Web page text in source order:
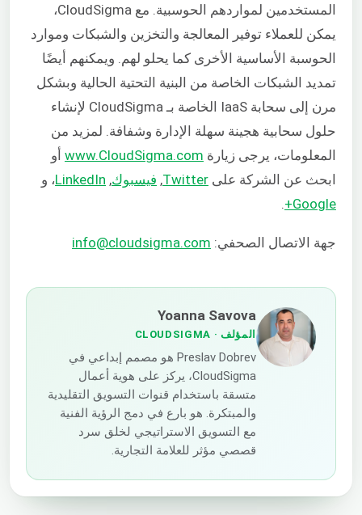
المستخدمين لمواردهم الحوسبية. مع CloudSigma،
يمكن للعملاء توفير المعالجة والتخزين والشبكات وموارد
الحوسبة الأساسية الأخرى كما يحلو لهم. ويمكنهم أيضًا
تمديد الشبكات الخاصة من البنية التحتية الحالية وبشكل
مرن إلى سحابة IaaS الخاصة بـ CloudSigma لإنشاء
حلول سحابية هجينة سهلة الإدارة وشفافة. لمزيد من
المعلومات، يرجى زيارة www.CloudSigma.com أو
ابحث عن الشركة على Twitter
, فيسبوك,
LinkedIn، و
Google+
جهة الاتصال الصحفي: info@cloudsigma.com
Yoanna Savova
المؤلف· CLOUDSIGMA
Preslav Dobrev هو مصمم إبداعي في
CloudSigma، يركز على هوية أعمال
متسقة باستخدام قنوات التسويق التقليدية
والمبتكرة. هو بارع في دمج الرؤية الفنية
مع التسويق الاستراتيجي لخلق سرد
قصصي مؤثر للعلامة التجارية.